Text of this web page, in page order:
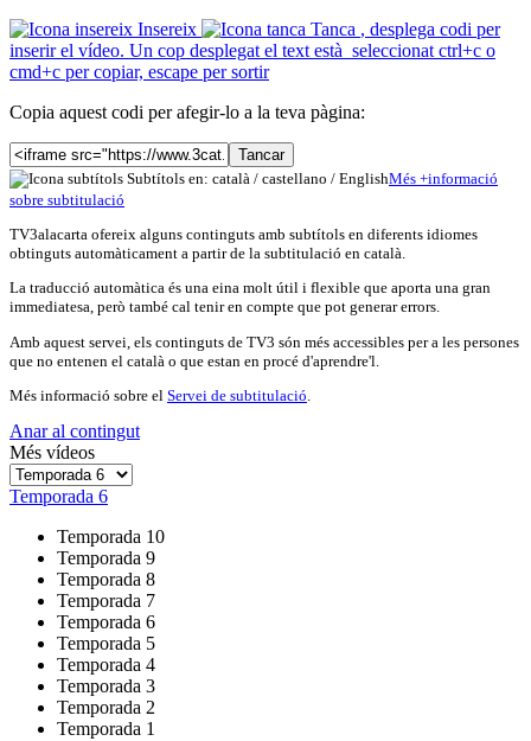
Insereix
Tanca , desplega codi per
inserir el vídeo. Un cop desplegat el text està seleccionat ctrl+c o
cmd+c per copiar, escape per sortir
Copia aquest codi per afegir-lo a la teva pàgina:
Tancar
Subtítols en: català / castellano / EnglishMés +informació
sobre subtitulació
TV3alacarta ofereix alguns continguts amb subtítols en diferents idiomes
obtinguts automàticament a partir de la subtitulació en català.
La traducció automàtica és una eina molt útil i flexible que aporta una gran
immediatesa, però també cal tenir en compte que pot generar errors.
Amb aquest servei, els continguts de TV3 són més accessibles per a les persones
que no entenen el català o que estan en procé d'aprendre'l.
Més informació sobre el Servei de subtitulació
Anar al contingut
Més vídeos
Temporada 6
Temporada 10
Temporada 9
Temporada 8
Temporada 7
Temporada 6
Temporada 5
Temporada 4
Temporada 3
Temporada 2
Temporada 1